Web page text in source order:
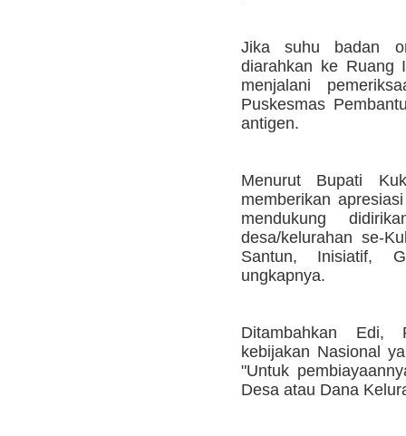
Jika suhu badan
diarahkan ke Ruang
menjalani
Puskesmas
antigen.
Menurut Bupati
memberikan
mendukung
desa/kelurahan se-
Santun, Inisiatif,
ungkapnya.
Ditambahkan Edi,
kebijakan Nasional
"Untuk
Desa atau Dana